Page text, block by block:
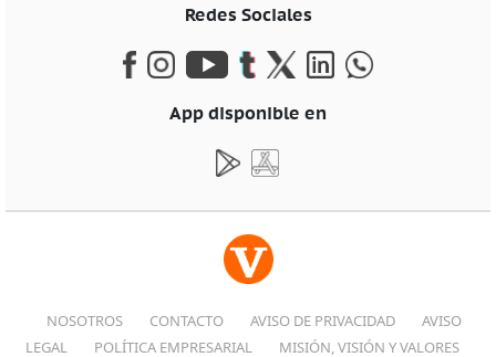
Redes Sociales
App disponible en
NOSOTROS CONTACTO AVISO DE PRIVACIDAD
AVISO
LEGAL
POLÍTICA EMPRESARIAL MISIÓN, VISIÓN Y VALORES